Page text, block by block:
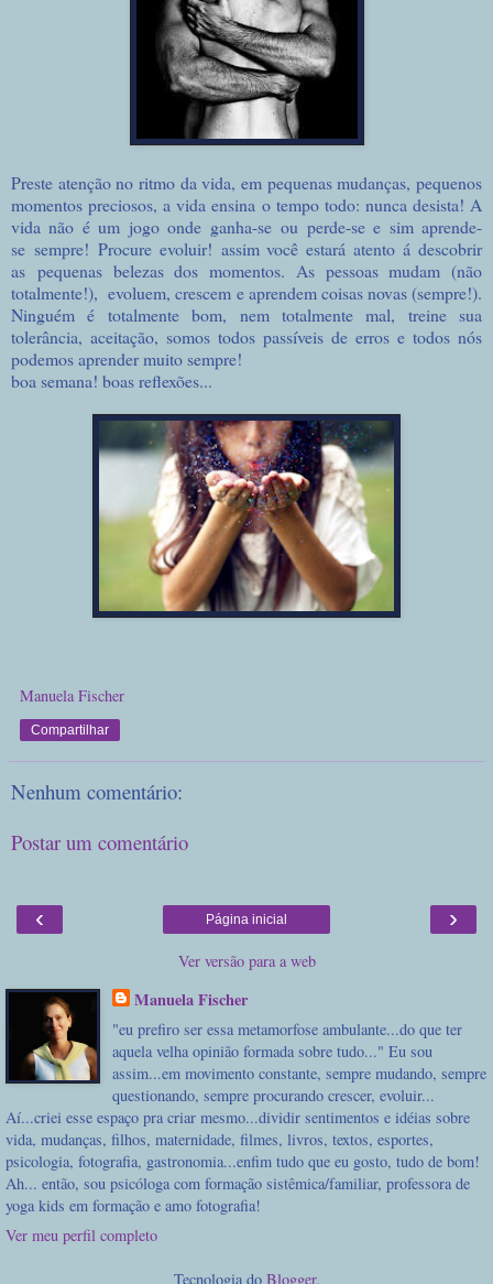
Preste atenção no ritmo da vida, em pequenas mudanças, pequenos
momentos preciosos, a vida ensina o tempo todo: nunca desista! A
vida não é um jogo onde ganha-se ou perde-se e sim aprende-
se sempre! Procure evoluir! assim você estará atento á descobrir
as pequenas belezas dos momentos. As pessoas mudam (não
totalmente!), evoluem, crescem e aprendem coisas novas (sempre!).
Ninguém é totalmente bom, nem totalmente mal, treine sua
tolerância, aceitação, somos todos passíveis de erros e todos nós
podemos aprender muito sempre!
boa semana! boas reflexões...
Manuela Fischer
Compartilhar
Nenhum comentário:
Postar um comentário
‹ ›
Página inicial
Ver versão para a web
Manuela Fischer
"eu prefiro ser essa metamorfose ambulante...do que ter
aquela velha opinião formada sobre tudo..." Eu sou
assim...em movimento constante, sempre mudando, sempre
questionando, sempre procurando crescer, evoluir...
Aí...criei esse espaço pra criar mesmo...dividir sentimentos e idéias sobre
vida, mudanças, filhos, maternidade, filmes, livros, textos, esportes,
psicologia, fotografia, gastronomia...enfim tudo que eu gosto, tudo de bom!
Ah... então, sou psicóloga com formação sistêmica/familiar, professora de
yoga kids em formação e amo fotografia!
Ver meu perfil completo
Tecnologia do Blogger.